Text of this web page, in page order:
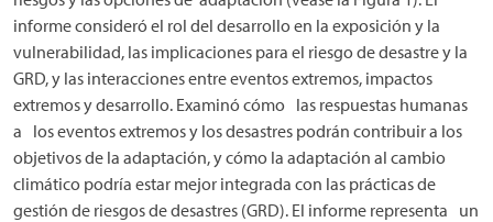
informe consideró el rol del desarrollo en la exposición y la
vulnerabilidad, las implicaciones para el riesgo de desastre y la
GRD, y las interacciones entre eventos extremos, impactos
extremos y desarrollo. Examinó cómo las respuestas humanas
a los eventos extremos y los desastres podrán contribuir a los
objetivos de la adaptación, y cómo la adaptación al cambio
climático podría estar mejor integrada con las prácticas de
gestión de riesgos de desastres (GRD). El informe representa un